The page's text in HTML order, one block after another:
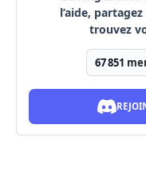
l’aide,
trouvez
67 851